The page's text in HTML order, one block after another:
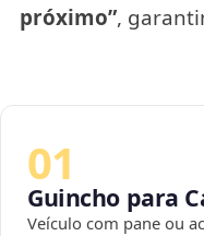
próximo”,
01
Guincho para
Veículo com pane ou